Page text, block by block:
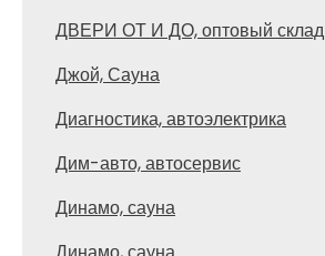
ДВЕРИ ОТ И ДО, оптовый склад
Джой, Сауна
Диагностика, автоэлектрика
Дим-авто, автосервис
Динамо, сауна